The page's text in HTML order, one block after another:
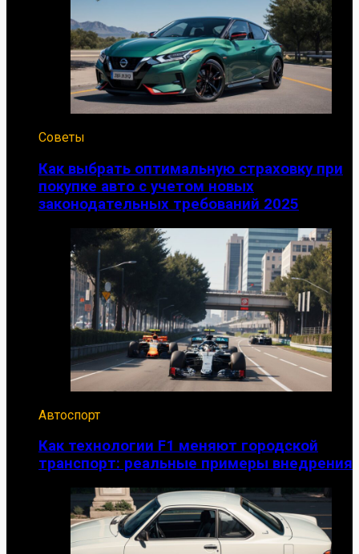
Советы
Как выбрать оптимальную страховку при
покупке авто с учетом новых
законодательных требований 2025
Автоспорт
Как технологии F1 меняют городской
транспорт: реальные примеры внедрения